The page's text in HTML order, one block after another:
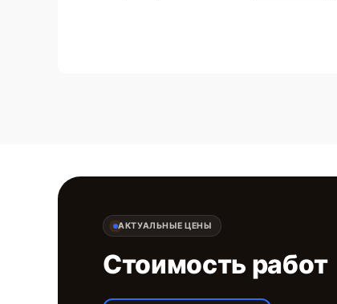
АКТУАЛЬНЫЕ ЦЕНЫ
Стоимость работ